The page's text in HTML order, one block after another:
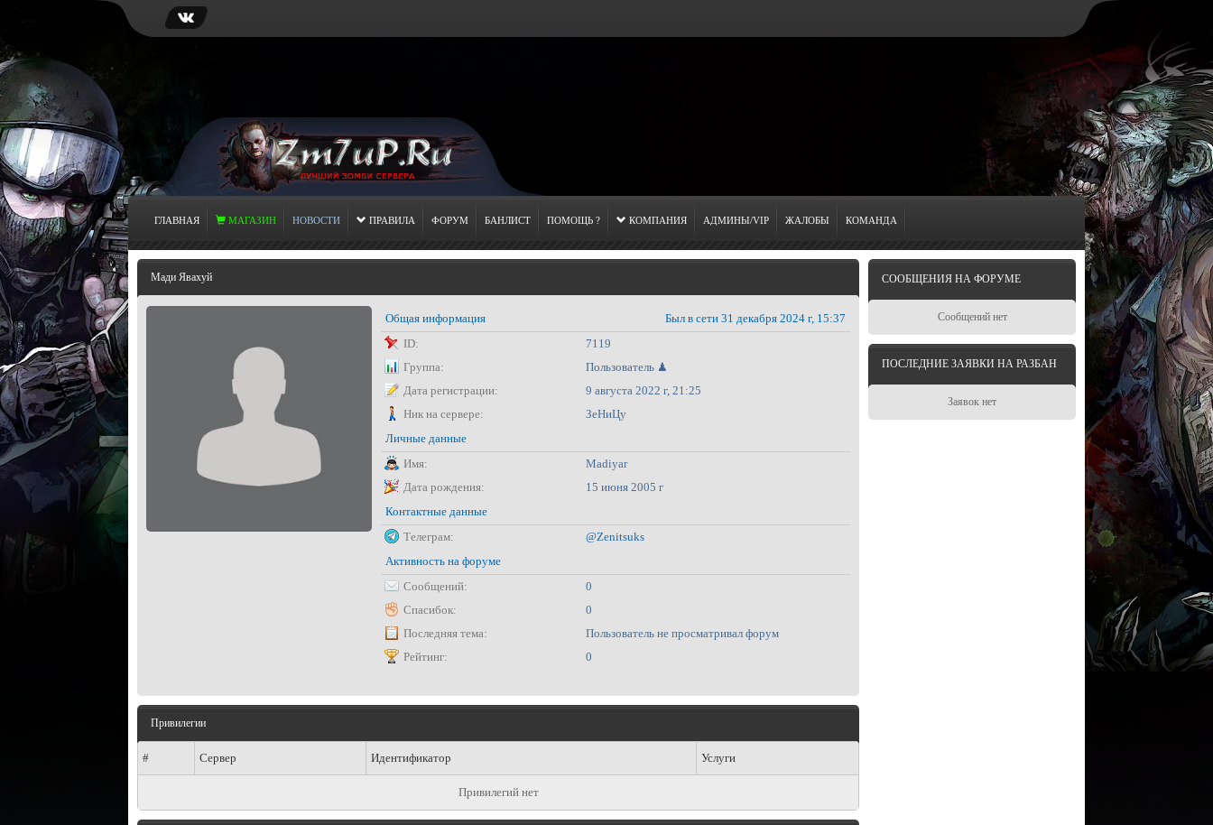
ГЛАВНАЯ МАГАЗИН НОВОСТИ ПРАВИЛА ФОРУМ БАНЛИСТ ПОМОЩЬ ? КОМПАНИЯ АДМИНЫ/VIP ЖАЛОБЫ КОМАНДА
Мади Явахуй
Общая информация
Был в сети 31 декабря 2024 г, 15:37
ID:
7119
Группа:
Пользователь ♟
Дата регистрации:
9 августа 2022 г, 21:25
Ник на сервере:
ЗеНиЦу
Личные данные
Имя:
Madiyar
Дата рождения:
15 июня 2005 г
Контактные данные
Телеграм:
@Zenitsuks
Активность на форуме
Сообщений:
0
Спасибок:
0
Последняя тема:
Пользователь не просматривал форум
Рейтинг:
0
Привилегии
# Сервер Идентификатор Услуги
Привилегий нет
СООБЩЕНИЯ НА ФОРУМЕ
Сообщений нет
ПОСЛЕДНИЕ ЗАЯВКИ НА РАЗБАН
Заявок нет